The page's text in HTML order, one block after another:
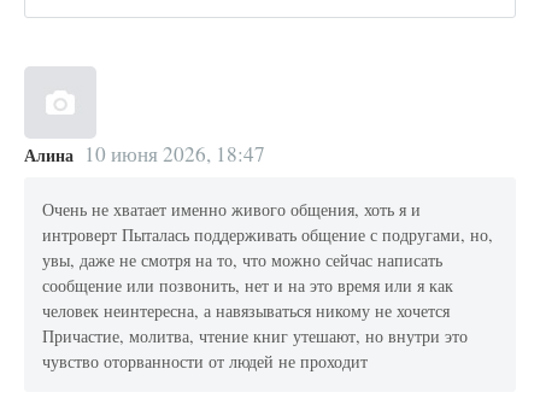
Алина 10 июня 2026, 18:47
Очень не хватает именно живого общения, хоть я и
интроверт Пыталась поддерживать общение с подругами, но,
увы, даже не смотря на то, что можно сейчас написать
сообщение или позвонить, нет и на это время или я как
человек неинтересна, а навязываться никому не хочется
Причастие, молитва, чтение книг утешают, но внутри это
чувство оторванности от людей не проходит